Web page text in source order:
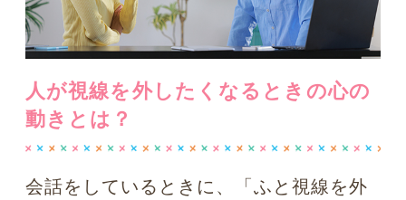
したがる」…私たちは、時々そのような
人に出会うことがあります。「目を合わ
せる」という行為は、単に「分かりた
示だと考えられますが、目をそらす・視
線を避けるという行為は、実はもう少し
複雑です。一体どのような心の動きを意
味しているのでしょうか。
この話をするために、心理学における